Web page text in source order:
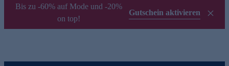
Bis zu -60% auf Mode und -20%
on top!
Gutschein aktivieren